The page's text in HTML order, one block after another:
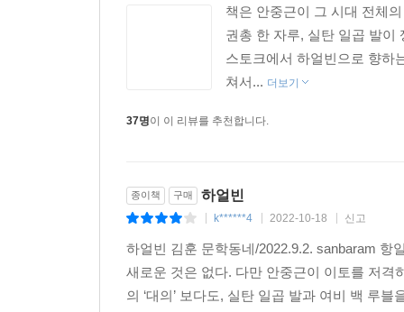
책은 안중근이 그 시대 전체
권총 한 자루, 실탄 일곱 발이
스토크에서 하얼빈으로 향하
쳐서... 더보기
37명이 이 리뷰를 추천합니다.
종이책 구매 하얼빈
k******4 2022-10-18 신고
하얼빈 김훈 문학동네/2022.9.2. sanbaram
새로운 것은 없다. 다만 안중근이 이토를 저격
의 ‘대의’ 보다도, 실탄 일곱 발과 여비 백 루